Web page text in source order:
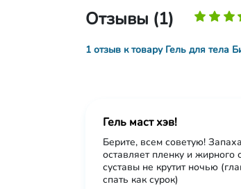
Отзывы (1)
1 отзыв к товару Гель для тела
Гель маст хэв!
Берите, всем советую!
оставляет пленку и жирного
суставы не крутит ночью
спать как сурок)